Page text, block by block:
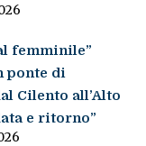
femminile”
ponte di
Cilento all’Alto
e ritorno”